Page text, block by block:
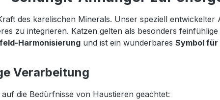
des karelischen Minerals. Unser speziell
zu integrieren. Katzen gelten als besonders
Harmonisierung und ist ein wunderbares Symbol
Verarbeitung
die Bedürfnisse von Haustieren geachtet: